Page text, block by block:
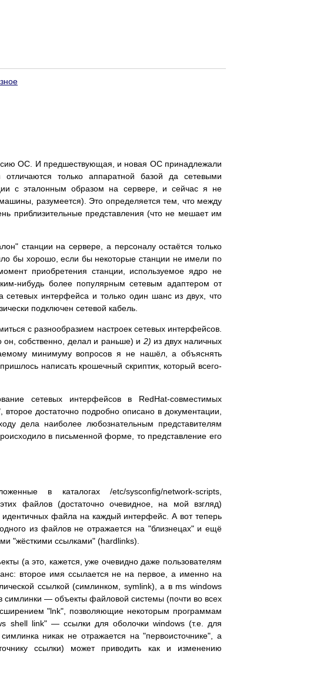
ОС. И предшествующая, и новая ОС принадлежали
только аппаратной базой да сетевыми
с эталонным образом на сервере, и сейчас я не
разумеется). Это определяется тем, что между
приблизительные представления (что не мешает им
станции на сервере, а персоналу оcтаётся только
бы хорошо, если бы некоторые станции не имели по
приобретения станции, используемое ядро не
нибудь более популярным сетевым адаптером от
интерфейса и только один шанс из двух, что
подключен сетевой кабель.
с разнообразием настроек сетевых интерфейсов.
он, собственно, делал и раньше) и 2) из двух наличных
минимуму вопросов я не нашёл, а объяснять
написать крошечный скриптик, который всего-
сетевых интерфейсов в RedHat-совместимых
достаточно подробно описано в документации,
дела наиболее любознательным представителям
в письменной форме, то представление его
в каталогах /etc/sysconfig/network-scripts,
файлов (достаточно очевидное, на мой взгляд)
файла на каждый интерфейс. А вот теперь
из файлов не отражается на "близнецах" и ещё
"жёсткими ссылками" (hardlinks).
(а это, кажется, уже очевидно даже пользователям
второе имя ссылается не на первое, а именно на
ссылкой (симлинком, symlink), а в ms windows
симлинки — объекты файловой системы (почти во всех
"lnk", позволяющие некоторым программам
shell link" — ссылки для оболочки windows (т.е. для
никак не отражается на "первоисточнике", а
ссылки) может приводить как и изменению